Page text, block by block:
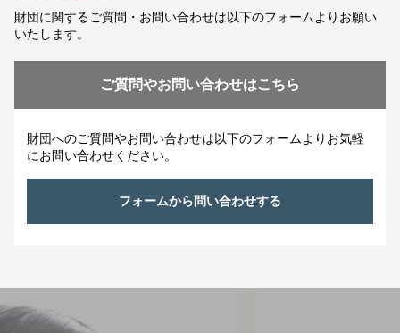
財団に関するご質問・お問い合わせは以下のフォームよりお願い
いたします。
ご質問やお問い合わせはこちら
財団へのご質問やお問い合わせは以下のフォームよりお気軽
にお問い合わせください。
フォームから問い合わせする